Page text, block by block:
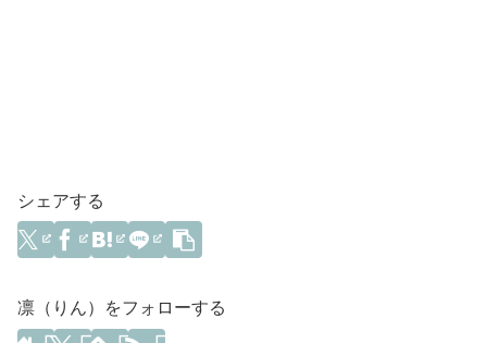
シェアする
凛（りん）をフォローする